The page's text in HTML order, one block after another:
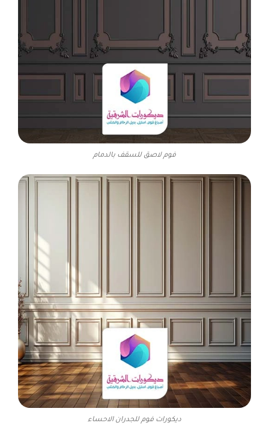
فوم لاصق للسقف بالدمام
ديكورات فوم للجدران الاحساء